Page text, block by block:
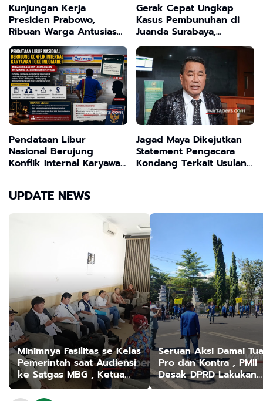
Kunjungan Kerja
Presiden Prabowo,
Ribuan Warga Antusias
Tak Perduli Diguyur
Hujan
Gerak Cepat Ungkap
Kasus Pembunuhan di
Juanda Surabaya,
Tersangka Utama
Berhasil Diamankan
Pendataan Libur
Nasional Berujung
Konflik Internal Karyawan
Wewenang dalam
Jagad Maya Dikejutkan
Statement Pengacara
Kondang Terkait Usulan
UPDATE NEWS
Minimnya Fasilitas se Kelas
Pemerintah saat Audiensi
ke Satgas MBG , Ketua
MCS Sebut Mereka "Macan
Ompong" tak Serius
Seruan Aksi Damai
Pro dan Kontra , PMII
Desak DPRD Lakukan
Audit Dua Proyek